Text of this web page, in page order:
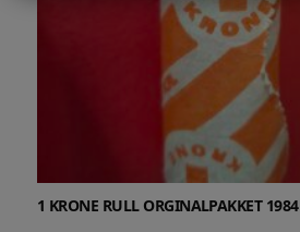
1 KRONE RULL ORGINALPAKKET 1984